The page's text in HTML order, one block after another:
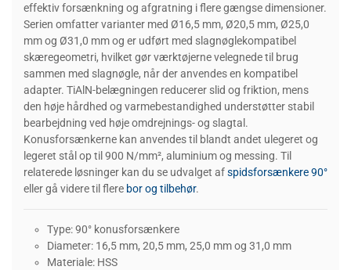
effektiv forsænkning og afgratning i flere gængse dimensioner.
Serien omfatter varianter med Ø16,5 mm, Ø20,5 mm, Ø25,0
mm og Ø31,0 mm og er udført med slagnøglekompatibel
skæregeometri, hvilket gør værktøjerne velegnede til brug
sammen med slagnøgle, når der anvendes en kompatibel
adapter. TiAlN-belægningen reducerer slid og friktion, mens
den høje hårdhed og varmebestandighed understøtter stabil
bearbejdning ved høje omdrejnings- og slagtal.
Konusforsænkerne kan anvendes til blandt andet ulegeret og
legeret stål op til 900 N/mm², aluminium og messing. Til
relaterede løsninger kan du se udvalget afspidsforsænkere 90°
eller gå videre til flere bor og tilbehør.
Type: 90° konusforsænkere
Diameter: 16,5 mm, 20,5 mm, 25,0 mm og 31,0 mm
Materiale: HSS